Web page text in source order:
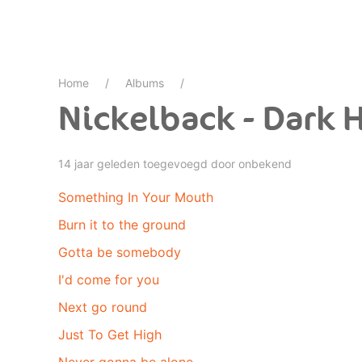
Home Albums
Nickelback - Dark
14 jaar geleden toegevoegd door onbekend
Something In Your Mouth
Burn it to the ground
Gotta be somebody
I'd come for you
Next go round
Just To Get High